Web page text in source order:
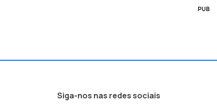
PUB
Siga-nos nas redes sociais